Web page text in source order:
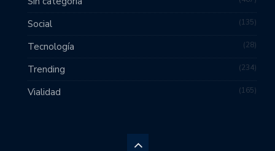
Social 135
Tecnología 28
Trending 234
Vialidad 165